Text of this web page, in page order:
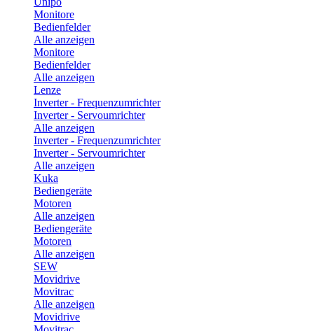
Monitore
Bedienfelder
Alle anzeigen
Monitore
Bedienfelder
Alle anzeigen
Lenze
Inverter - Frequenzumrichter
Inverter - Servoumrichter
Alle anzeigen
Inverter - Frequenzumrichter
Inverter - Servoumrichter
Alle anzeigen
Kuka
Bediengeräte
Motoren
Alle anzeigen
Bediengeräte
Motoren
Alle anzeigen
SEW
Movidrive
Movitrac
Alle anzeigen
Movidrive